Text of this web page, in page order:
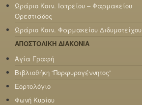
Ωράριο Κοιν. Ιατρείου – Φαρμακείου
Ορεστιάδος
Ωράριο Κοιν. Φαρμακείου Διδυμοτείχου
ΑΠΟΣΤΟΛΙΚΗ ΔΙΑΚΟΝΙΑ
Αγία Γραφή
Βιβλιοθήκη “Πορφυρογέννητος”
Εορτολόγιο
Φωνή Κυρίου